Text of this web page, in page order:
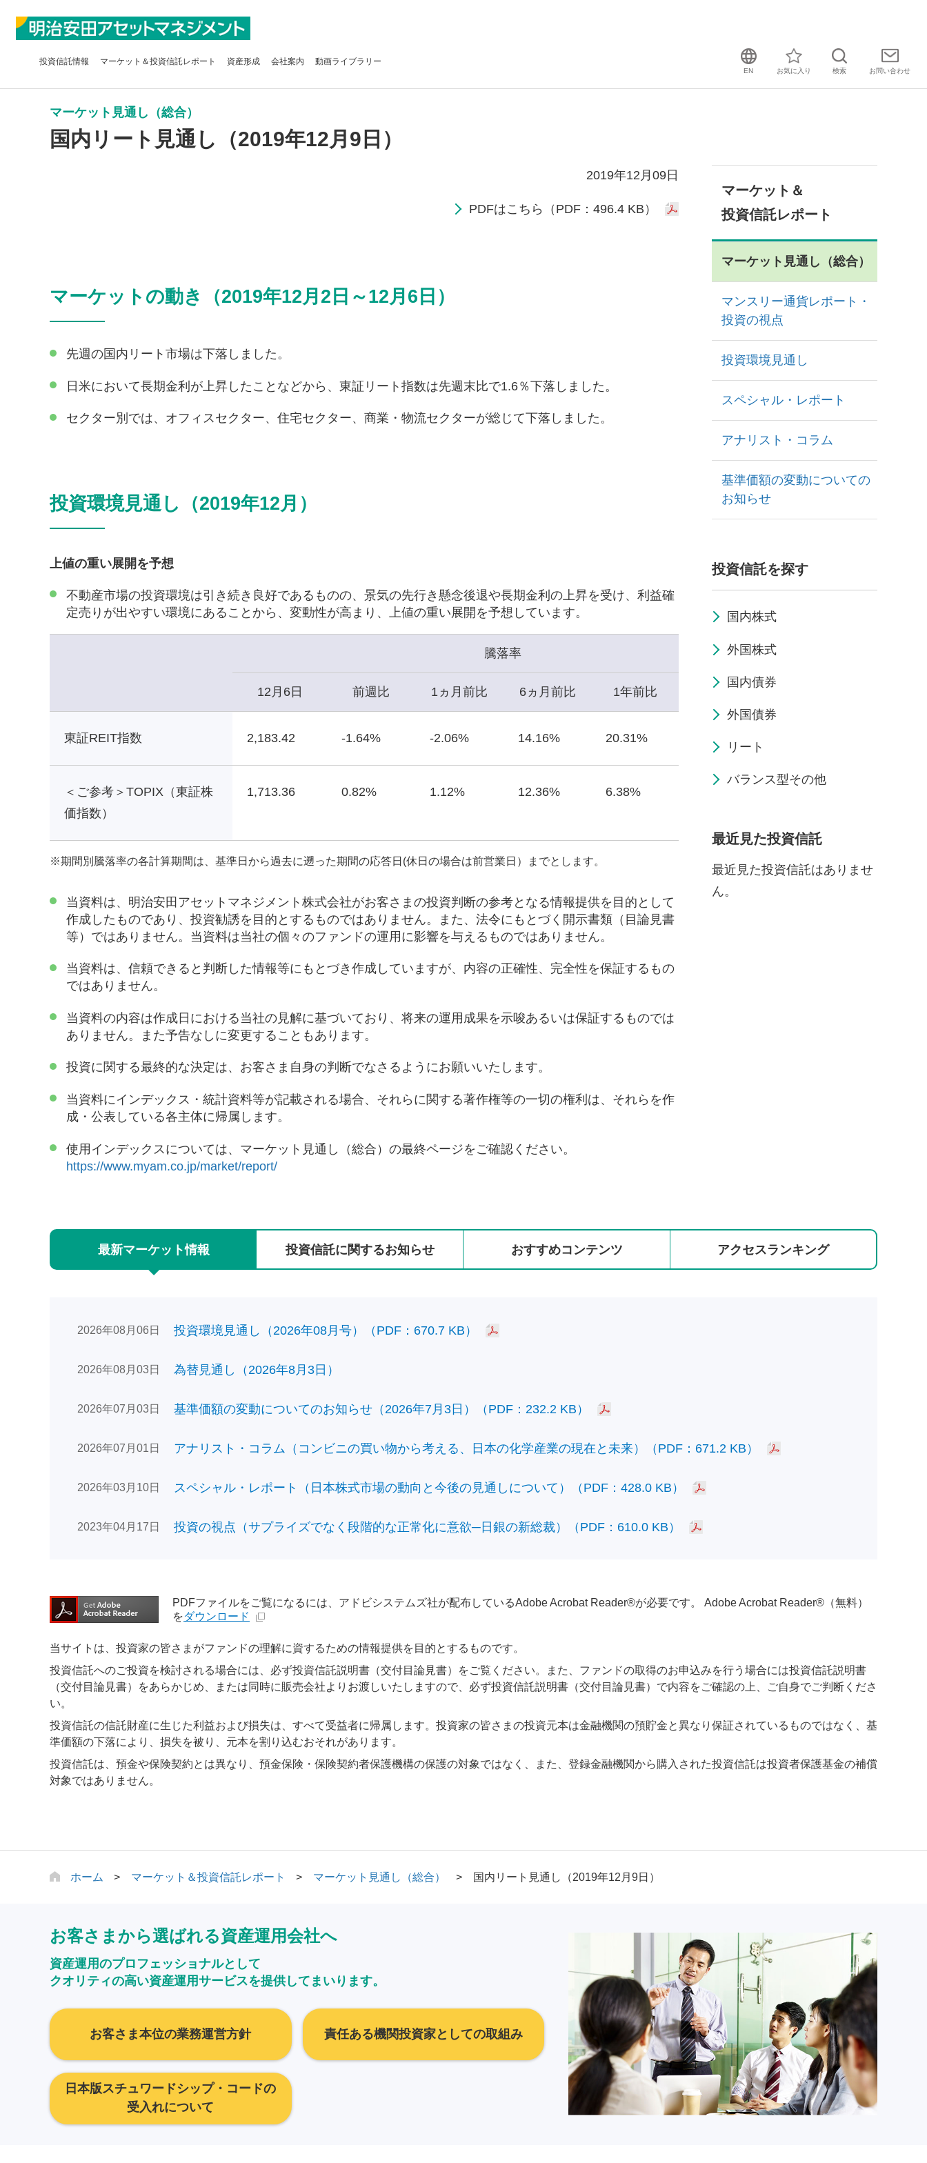
投資信託情報 マーケット＆投資信託レポート 資産形成 会社案内 動画ライブラリー
EN お気に入り 検索 お問い合わせ
マーケット見通し（総合）
国内リート見通し（2019年12月9日）
2019年12月09日
PDFはこちら（PDF：496.4 KB）
マーケットの動き（2019年12月2日～12月6日）
先週の国内リート市場は下落しました。
日米において長期金利が上昇したことなどから、東証リート指数は先週末比で1.6％下落しました。
セクター別では、オフィスセクター、住宅セクター、商業・物流セクターが総じて下落しました。
投資環境見通し（2019年12月）
上値の重い展開を予想
不動産市場の投資環境は引き続き良好であるものの、景気の先行き懸念後退や長期金利の上昇を受け、利益確
定売りが出やすい環境にあることから、変動性が高まり、上値の重い展開を予想しています。
騰落率
12月6日 前週比 1ヵ月前比 6ヵ月前比 1年前比
東証REIT指数 2,183.42 -1.64% -2.06% 14.16% 20.31%
＜ご参考＞TOPIX（東証株
価指数）
1,713.36 0.82% 1.12% 12.36% 6.38%
※期間別騰落率の各計算期間は、基準日から過去に遡った期間の応答日(休日の場合は前営業日）までとします。
当資料は、明治安田アセットマネジメント株式会社がお客さまの投資判断の参考となる情報提供を目的として
作成したものであり、投資勧誘を目的とするものではありません。また、法令にもとづく開示書類（目論見書
等）ではありません。当資料は当社の個々のファンドの運用に影響を与えるものではありません。
当資料は、信頼できると判断した情報等にもとづき作成していますが、内容の正確性、完全性を保証するもの
ではありません。
当資料の内容は作成日における当社の見解に基づいており、将来の運用成果を示唆あるいは保証するものでは
ありません。また予告なしに変更することもあります。
投資に関する最終的な決定は、お客さま自身の判断でなさるようにお願いいたします。
当資料にインデックス・統計資料等が記載される場合、それらに関する著作権等の一切の権利は、それらを作
成・公表している各主体に帰属します。
使用インデックスについては、マーケット見通し（総合）の最終ページをご確認ください。
https://www.myam.co.jp/market/report/
マーケット＆
投資信託レポート
マーケット見通し（総合）
マンスリー通貨レポート・
投資の視点
投資環境見通し
スペシャル・レポート
アナリスト・コラム
基準価額の変動についての
お知らせ
投資信託を探す
国内株式
外国株式
国内債券
外国債券
リート
バランス型その他
最近見た投資信託
最近見た投資信託はありませ
ん。
最新マーケット情報 投資信託に関するお知らせ おすすめコンテンツ アクセスランキング
2026年08月06日 投資環境見通し（2026年08月号）（PDF：670.7 KB）
2026年08月03日 為替見通し（2026年8月3日）
2026年07月03日 基準価額の変動についてのお知らせ（2026年7月3日）（PDF：232.2 KB）
2026年07月01日 アナリスト・コラム（コンビニの買い物から考える、日本の化学産業の現在と未来）（PDF：671.2 KB）
2026年03月10日 スペシャル・レポート（日本株式市場の動向と今後の見通しについて）（PDF：428.0 KB）
2023年04月17日 投資の視点（サプライズでなく段階的な正常化に意欲─日銀の新総裁）（PDF：610.0 KB）
PDFファイルをご覧になるには、アドビシステムズ社が配布しているAdobe Acrobat Reader®が必要です。 Adobe Acrobat Reader®（無料）
をダウンロード
当サイトは、投資家の皆さまがファンドの理解に資するための情報提供を目的とするものです。
投資信託へのご投資を検討される場合には、必ず投資信託説明書（交付目論見書）をご覧ください。また、ファンドの取得のお申込みを行う場合には投資信託説明書
（交付目論見書）をあらかじめ、または同時に販売会社よりお渡しいたしますので、必ず投資信託説明書（交付目論見書）で内容をご確認の上、ご自身でご判断くださ
い。
投資信託の信託財産に生じた利益および損失は、すべて受益者に帰属します。投資家の皆さまの投資元本は金融機関の預貯金と異なり保証されているものではなく、基
準価額の下落により、損失を被り、元本を割り込むおそれがあります。
投資信託は、預金や保険契約とは異なり、預金保険・保険契約者保護機構の保護の対象ではなく、また、登録金融機関から購入された投資信託は投資者保護基金の補償
対象ではありません。
ホーム マーケット＆投資信託レポート マーケット見通し（総合） 国内リート見通し（2019年12月9日）
お客さまから選ばれる資産運用会社へ
資産運用のプロフェッショナルとして
クオリティの高い資産運用サービスを提供してまいります。
お客さま本位の業務運営方針 責任ある機関投資家としての取組み
日本版スチュワードシップ・コードの
受入れについて